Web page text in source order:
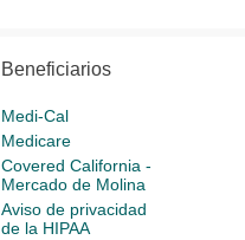
Beneficiarios
Medi-Cal
Medicare
Covered California -
Mercado de Molina
Aviso de privacidad
de la HIPAA